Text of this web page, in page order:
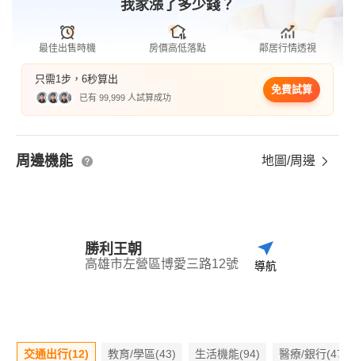
我家漲了多少錢？
最佳出售時機 房價高低落點 鄰居行情透視
只需1步，6秒算出
已有 99,999 人試算成功
免費試算
周邊機能 地圖/周邊
勝利王朝
高雄市左營區博愛三路12號 導航
交通出行(12) 教育/學區(43) 生活機能(94) 醫療/銀行(47)